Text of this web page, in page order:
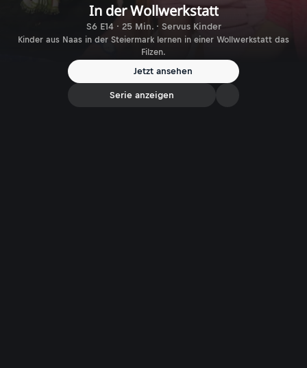
In der Wollwerkstatt
S6 E14 · 25 Min. · Servus Kinder
Kinder aus Naas in der Steiermark lernen in einer Wollwerkstatt das
Filzen.
Jetzt ansehen
Serie anzeigen